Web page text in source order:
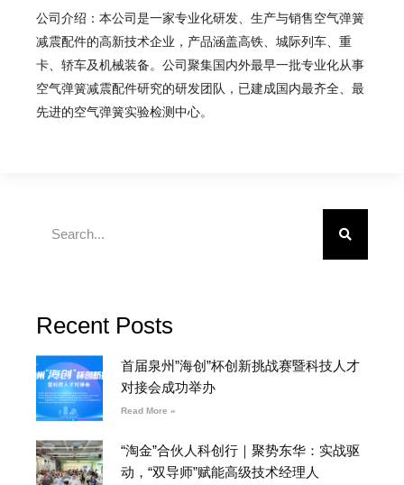
公司介绍：本公司是一家专业化研发、生产与销售空气弹簧
减震配件的高新技术企业，产品涵盖高铁、城际列车、重
卡、轿车及机械装备。公司聚集国内外最早一批专业化从事
空气弹簧减震配件研究的研发团队，已建成国内最齐全、最
先进的空气弹簧实验检测中心。
Recent Posts
首届泉州”海创”杯创新挑战赛暨科技人才
对接会成功举办
Read More »
“淘金”合伙人科创行｜聚势东华：实战驱
动，“双导师”赋能高级技术经理人